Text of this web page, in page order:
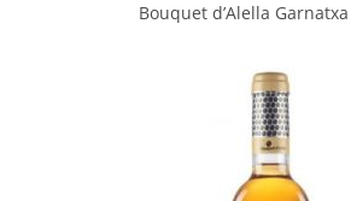
Bouquet d’Alella